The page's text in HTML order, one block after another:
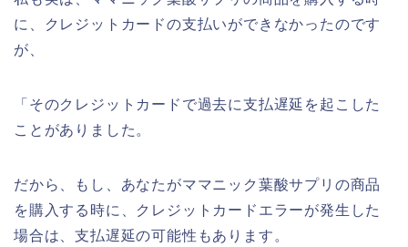
に、クレジットカードの支払いができなかったのです
が、
「そのクレジットカードで過去に支払遅延を起こした
ことがありました。
だから、もし、あなたがママニック葉酸サプリの商品
を購入する時に、クレジットカードエラーが発生した
場合は、支払遅延の可能性もあります。